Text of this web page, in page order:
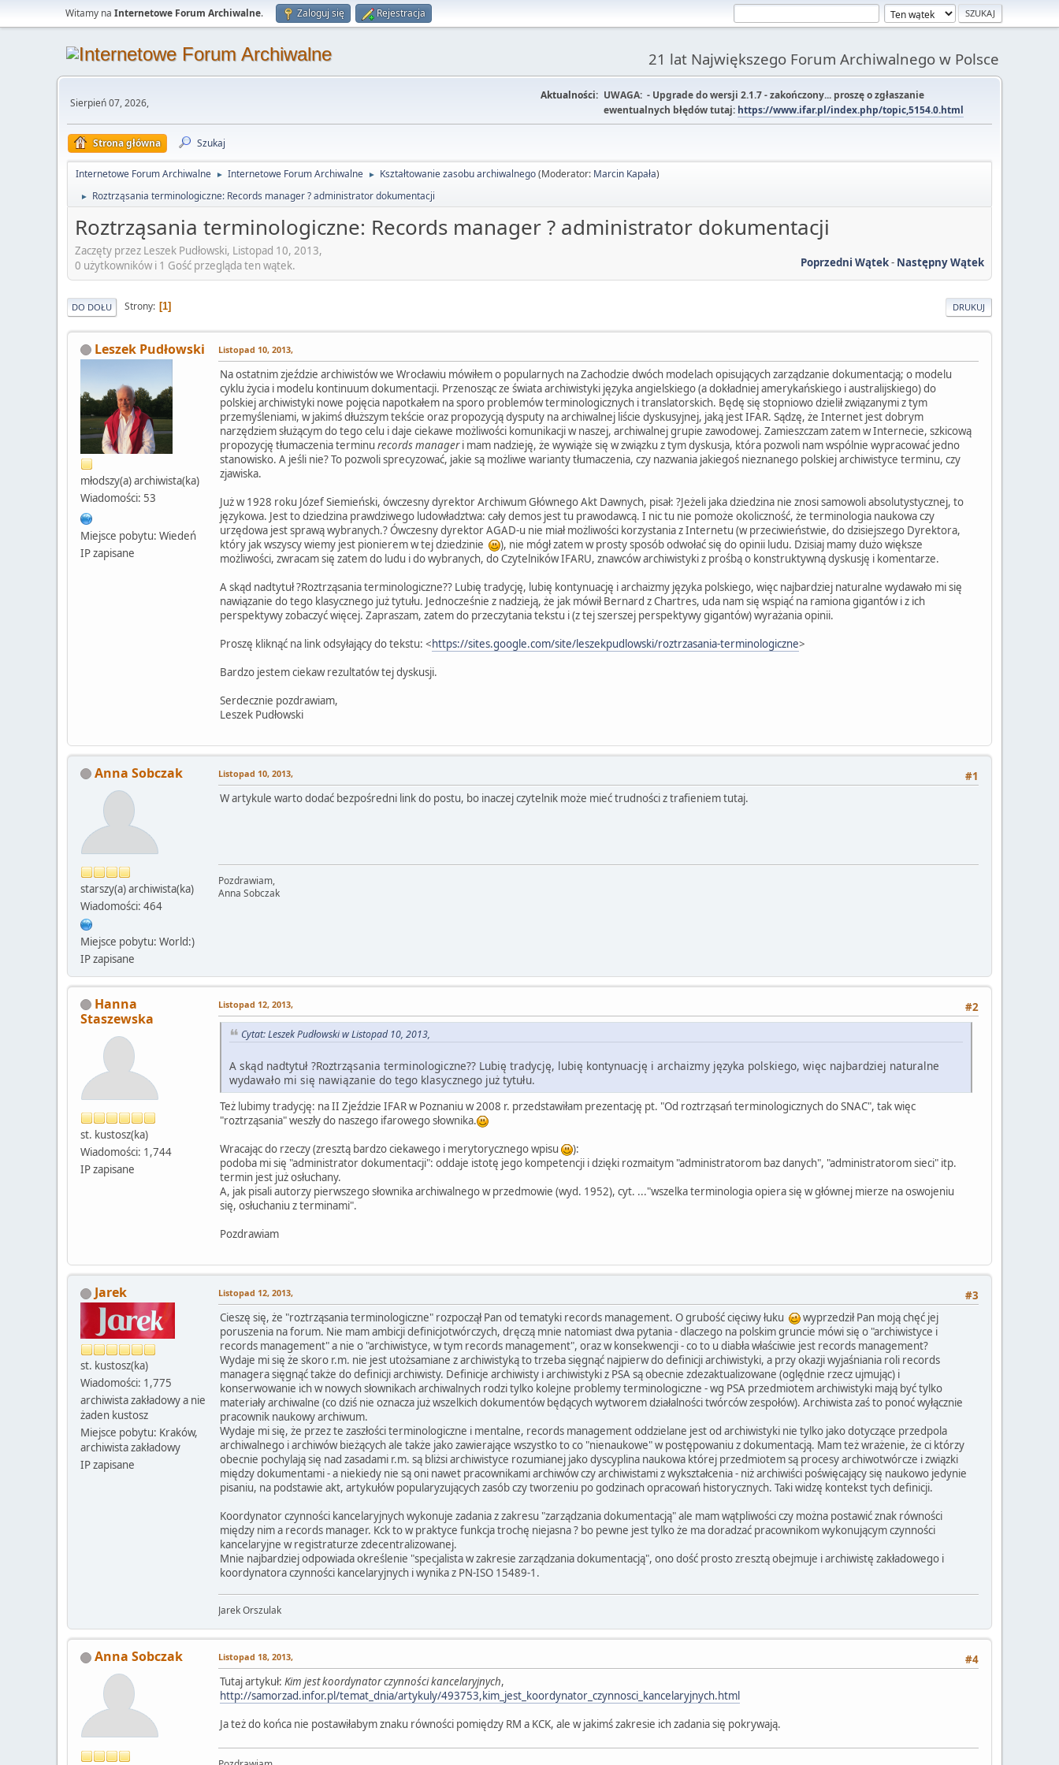
Witamy na Internetowe Forum Archiwalne. Zaloguj się Rejestracja
21 lat Największego Forum Archiwalnego w Polsce
Sierpień 07, 2026,
Aktualności: UWAGA: - Upgrade do wersji 2.1.7 - zakończony... proszę o zgłaszanie
ewentualnych błędów tutaj: https://www.ifar.pl/index.php/topic,5154.0.html
Strona główna Szukaj
Internetowe Forum Archiwalne ► Internetowe Forum Archiwalne ► Kształtowanie zasobu archiwalnego(Moderator: Marcin Kapała)
► Roztrząsania terminologiczne: Records manager ? administrator dokumentacji
Roztrząsania terminologiczne: Records manager ? administrator dokumentacji
Zaczęty przez Leszek Pudłowski, Listopad 10, 2013,
Poprzedni Wątek- Następny Wątek
0 użytkowników i 1 Gość przegląda ten wątek.
DRUKUJ
DO DOŁU Strony 1
Leszek Pudłowski
młodszy(a) archiwista(ka)
Wiadomości: 53
Miejsce pobytu: Wiedeń
IP zapisane
Listopad 10, 2013,
Na ostatnim zjeździe archiwistów we Wrocławiu mówiłem o popularnych na Zachodzie dwóch modelach opisujących zarządzanie dokumentacją; o modelu
cyklu życia i modelu kontinuum dokumentacji. Przenosząc ze świata archiwistyki języka angielskiego (a dokładniej amerykańskiego i australijskiego) do
polskiej archiwistyki nowe pojęcia napotkałem na sporo problemów terminologicznych i translatorskich. Będę się stopniowo dzielił związanymi z tym
przemyśleniami, w jakimś dłuższym tekście oraz propozycją dysputy na archiwalnej liście dyskusyjnej, jaką jest IFAR. Sądzę, że Internet jest dobrym
narzędziem służącym do tego celu i daje ciekawe możliwości komunikacji w naszej, archiwalnej grupie zawodowej. Zamieszczam zatem w Internecie, szkicową
propozycję tłumaczenia terminu records manageri mam nadzieję, że wywiąże się w związku z tym dyskusja, która pozwoli nam wspólnie wypracować jedno
stanowisko. A jeśli nie? To pozwoli sprecyzować, jakie są możliwe warianty tłumaczenia, czy nazwania jakiegoś nieznanego polskiej archiwistyce terminu, czy
zjawiska.
Już w 1928 roku Józef Siemieński, ówczesny dyrektor Archiwum Głównego Akt Dawnych, pisał: ?Jeżeli jaka dziedzina nie znosi samowoli absolutystycznej, to
językowa. Jest to dziedzina prawdziwego ludowładztwa: cały demos jest tu prawodawcą. I nic tu nie pomoże okoliczność, że terminologia naukowa czy
urzędowa jest sprawą wybranych.? Ówczesny dyrektor AGAD-u nie miał możliwości korzystania z Internetu (w przeciwieństwie, do dzisiejszego Dyrektora,
który jak wszyscy wiemy jest pionierem w tej dziedzinie
), nie mógł zatem w prosty sposób odwołać się do opinii ludu. Dzisiaj mamy dużo większe
możliwości, zwracam się zatem do ludu i do wybranych, do Czytelników IFARU, znawców archiwistyki z prośbą o konstruktywną dyskusję i komentarze.
A skąd nadtytuł ?Roztrząsania terminologiczne?? Lubię tradycję, lubię kontynuację i archaizmy języka polskiego, więc najbardziej naturalne wydawało mi się
nawiązanie do tego klasycznego już tytułu. Jednocześnie z nadzieją, że jak mówił Bernard z Chartres, uda nam się wspiąć na ramiona gigantów i z ich
perspektywy zobaczyć więcej. Zapraszam, zatem do przeczytania tekstu i (z tej szerszej perspektywy gigantów) wyrażania opinii.
Proszę kliknąć na link odsyłający do tekstu: <https://sites.google.com/site/leszekpudlowski/roztrzasania-terminologiczne>
Bardzo jestem ciekaw rezultatów tej dyskusji.
Serdecznie pozdrawiam,
Leszek Pudłowski
Anna Sobczak
starszy(a) archiwista(ka)
Wiadomości: 464
Miejsce pobytu: World:)
IP zapisane
#1
Listopad 10, 2013,
W artykule warto dodać bezpośredni link do postu, bo inaczej czytelnik może mieć trudności z trafieniem tutaj.
Pozdrawiam,
Anna Sobczak
Hanna
Staszewska
st. kustosz(ka)
Wiadomości: 1,744
IP zapisane
#2
Listopad 12, 2013,
Cytat: Leszek Pudłowski w Listopad 10, 2013,
A skąd nadtytuł ?Roztrząsania terminologiczne?? Lubię tradycję, lubię kontynuację i archaizmy języka polskiego, więc najbardziej naturalne
wydawało mi się nawiązanie do tego klasycznego już tytułu.
Też lubimy tradycję: na II Zjeździe IFAR w Poznaniu w 2008 r. przedstawiłam prezentację pt. "Od roztrząsań terminologicznych do SNAC", tak więc
"roztrząsania" weszły do naszego ifarowego słownika.
Wracając do rzeczy (zresztą bardzo ciekawego i merytorycznego wpisu
):
podoba mi się "administrator dokumentacji": oddaje istotę jego kompetencji i dzięki rozmaitym "administratorom baz danych", "administratorom sieci" itp.
termin jest już osłuchany.
A, jak pisali autorzy pierwszego słownika archiwalnego w przedmowie (wyd. 1952), cyt. ..."wszelka terminologia opiera się w głównej mierze na oswojeniu
się, osłuchaniu z terminami".
Pozdrawiam
Jarek
st. kustosz(ka)
Wiadomości: 1,775
archiwista zakładowy a nie
żaden kustosz
Miejsce pobytu: Kraków,
archiwista zakładowy
IP zapisane
#3
Listopad 12, 2013,
Cieszę się, że "roztrząsania terminologiczne" rozpoczął Pan od tematyki records management. O grubość cięciwy łuku
wyprzedził Pan moją chęć jej
poruszenia na forum. Nie mam ambicji definicjotwórczych, dręczą mnie natomiast dwa pytania - dlaczego na polskim gruncie mówi się o "archiwistyce i
records management" a nie o "archiwistyce, w tym records management", oraz w konsekwencji - co to u diabła właściwie jest records management?
Wydaje mi się że skoro r.m. nie jest utożsamiane z archiwistyką to trzeba sięgnąć najpierw do definicji archiwistyki, a przy okazji wyjaśniania roli records
managera sięgnąć także do definicji archiwisty. Definicje archiwisty i archiwistyki z PSA są obecnie zdezaktualizowane (oględnie rzecz ujmując) i
konserwowanie ich w nowych słownikach archiwalnych rodzi tylko kolejne problemy terminologiczne - wg PSA przedmiotem archiwistyki mają być tylko
materiały archiwalne (co dziś nie oznacza już wszelkich dokumentów będących wytworem działalności twórców zespołów). Archiwista zaś to ponoć wyłącznie
pracownik naukowy archiwum.
Wydaje mi się, że przez te zaszłości terminologiczne i mentalne, records management oddzielane jest od archiwistyki nie tylko jako dotyczące przedpola
archiwalnego i archiwów bieżących ale także jako zawierające wszystko to co "nienaukowe" w postępowaniu z dokumentacją. Mam też wrażenie, że ci którzy
obecnie pochylają się nad zasadami r.m. są bliżsi archiwistyce rozumianej jako dyscyplina naukowa której przedmiotem są procesy archiwotwórcze i związki
między dokumentami - a niekiedy nie są oni nawet pracownikami archiwów czy archiwistami z wykształcenia - niż archiwiści poświęcający się naukowo jedynie
pisaniu, na podstawie akt, artykułów popularyzujących zasób czy tworzeniu po godzinach opracowań historycznych. Taki widzę kontekst tych definicji.
Koordynator czynności kancelaryjnych wykonuje zadania z zakresu "zarządzania dokumentacją" ale mam wątpliwości czy można postawić znak równości
między nim a records manager. Kck to w praktyce funkcja trochę niejasna ? bo pewne jest tylko że ma doradzać pracownikom wykonującym czynności
kancelaryjne w registraturze zdecentralizowanej.
Mnie najbardziej odpowiada określenie "specjalista w zakresie zarządzania dokumentacją", ono dość prosto zresztą obejmuje i archiwistę zakładowego i
koordynatora czynności kancelaryjnych i wynika z PN-ISO 15489-1.
Jarek Orszulak
Anna Sobczak #4
Listopad 18, 2013,
Tutaj artykuł: Kim jest koordynator czynności kancelaryjnych,
http://samorzad.infor.pl/temat_dnia/artykuly/493753,kim_jest_koordynator_czynnosci_kancelaryjnych.html
Ja też do końca nie postawiłabym znaku równości pomiędzy RM a KCK, ale w jakimś zakresie ich zadania się pokrywają.